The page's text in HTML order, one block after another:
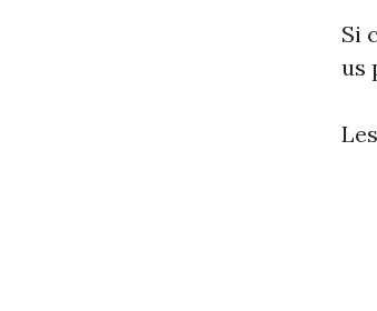
Si
us